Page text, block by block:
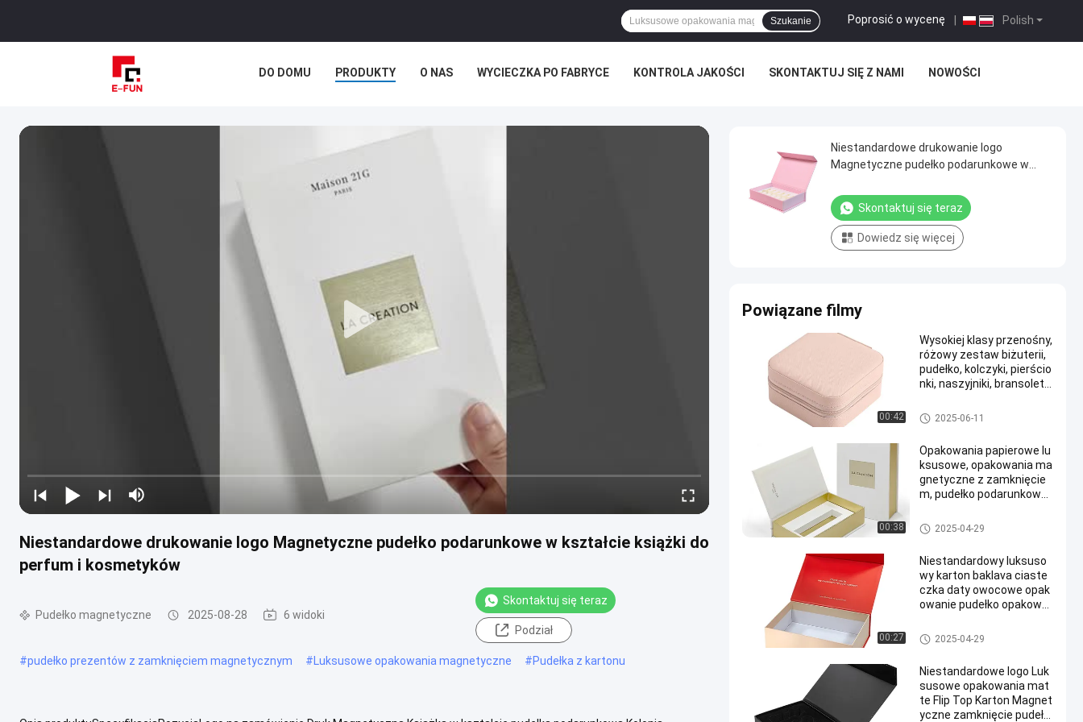
Polish
Poprosić o wycenę
Szukanie
DO DOMU PRODUKTY O NAS WYCIECZKA PO FABRYCE KONTROLA JAKOŚCI SKONTAKTUJ SIĘ Z NAMI NOWOŚCI
Niestandardowe drukowanie logo Magnetyczne pudełko podarunkowe w kształcie książki do
perfum i kosmetyków
Pudełko magnetyczne 2025-08-28 6 widoki
Skontaktuj się teraz
Podział
#pudełko prezentów z zamknięciem magnetycznym #Luksusowe opakowania magnetyczne #Pudełka z kartonu
Niestandardowe drukowanie logo
Magnetyczne pudełko podarunkowe w
Skontaktuj się teraz
Dowiedz się więcej
Powiązane filmy
00:42
Wysokiej klasy przenośny,
różowy zestaw biżuterii,
pudełko, kolczyki, pierścio
nki, naszyjniki, bransoletk
Pudełko magnetyczne
2025-06-11
00:38
Opakowania papierowe lu
ksusowe, opakowania ma
gnetyczne z zamknięcie
m, pudełko podarunkowe,
ogo, opakowania kosmet
yczne
Pudełko magnetyczne
2025-04-29
00:27
Niestandardowy luksuso
wy karton baklava ciaste
czka daty owocowe opak
owanie pudełko opakowa
czne pudełko prezentów
dekoracji
Pudełko magnetyczne
2025-04-29
Niestandardowe logo Luk
susowe opakowania mat
te Flip Top Karton Magnet
yczne zamknięcie pudełk